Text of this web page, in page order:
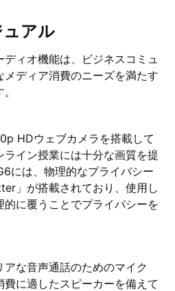
アル
ィオ機能は、ビジネスコミュ
ディア消費のニーズを満たす
HDウェブカメラを搭載して
イン授業には十分な画質を提
には、物理的なプライバシー
」が搭載されており、使用し
に覆うことでプライバシーを
な音声通話のためのマイク
に適したスピーカーを備えて